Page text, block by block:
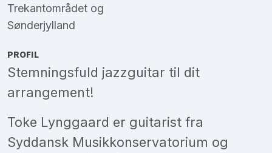
Trekantområdet og
Sønderjylland
PROFIL
Stemningsfuld jazzguitar til dit
arrangement!
Toke Lynggaard er guitarist fra
Syddansk Musikkonservatorium og